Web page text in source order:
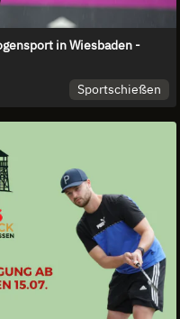
in Wiesbaden -
Sportschießen